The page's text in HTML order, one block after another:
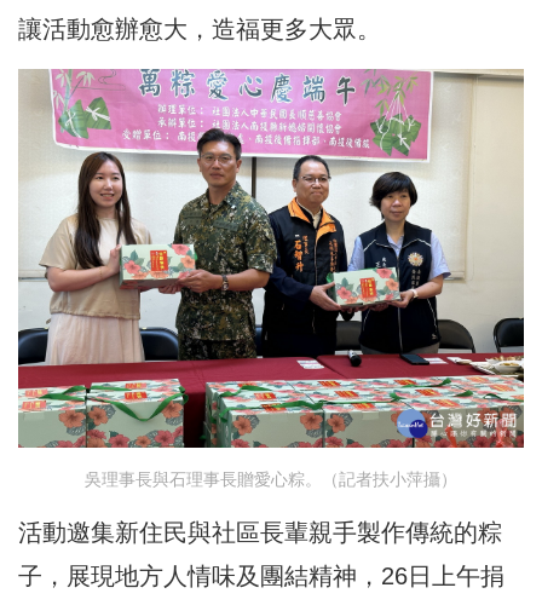
讓活動愈辦愈大，造福更多大眾。
吳理事長與石理事長贈愛心粽。（記者扶小萍攝）
活動邀集新住民與社區長輩親手製作傳統的粽
子，展現地方人情味及團結精神，26日上午捐